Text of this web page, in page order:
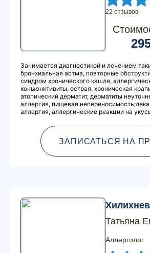
22 отзывов
Занимается диагностикой и лечением
бронхиальная астма, повторные
синдром хронического кашля,
конъюнктивиты, острая, хроническая
атопический дерматит, дерматиты
аллергия, пищевая
аллергия, аллергические реакции на
ЗАПИСАТЬСЯ НА
Татьяна
Аллерголог